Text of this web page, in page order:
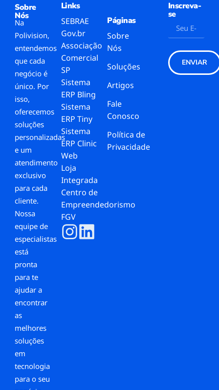
Sobre
Nós
Na
Polivision,
entendemos
que cada
negócio é
único. Por
isso,
oferecemos
soluções
personalizadas
e um
atendimento
exclusivo
para cada
cliente.
Nossa
equipe de
especialistas
está
pronta
para te
ajudar a
encontrar
as
melhores
soluções
em
tecnologia
para o seu
Links
SEBRAE
Gov.br
Associação
Comercial
SP
Sistema
ERP Bling
Sistema
ERP Tiny
Sistema
ERP Clinic
Web
Loja
Integrada
Centro de
Empreendedorismo
FGV
Páginas
Sobre
Nós
Soluções
Artigos
Fale
Conosco
Política de
Privacidade
Inscreva-
se
ENVIAR